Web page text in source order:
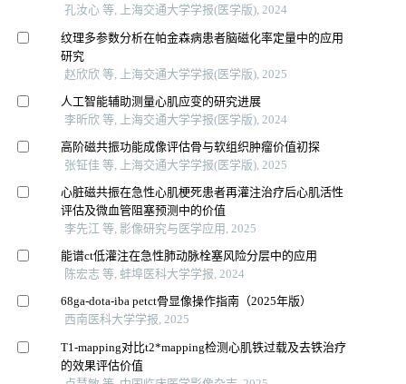
孔汝心 等, 上海交通大学学报(医学版), 2024
纹理多参数分析在帕金森病患者脑磁化率定量中的应用
研究
赵欣欣 等, 上海交通大学学报(医学版), 2025
人工智能辅助测量心肌应变的研究进展
李昕欣 等, 上海交通大学学报(医学版), 2024
高阶磁共振功能成像评估骨与软组织肿瘤价值初探
张钲佳 等, 上海交通大学学报(医学版), 2025
心脏磁共振在急性心肌梗死患者再灌注治疗后心肌活性
评估及微血管阻塞预测中的价值
李先江 等, 影像研究与医学应用, 2025
能谱ct低灌注在急性肺动脉栓塞风险分层中的应用
陈宏志 等, 蚌埠医科大学学报, 2024
68ga-dota-iba petct骨显像操作指南（2025年版）
西南医科大学学报, 2025
T1-mapping对比t2*mapping检测心肌铁过载及去铁治疗
的效果评估价值